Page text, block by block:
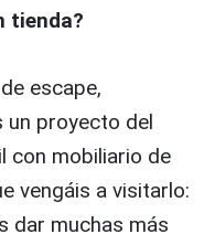
tienda?
escape,
un proyecto del
con mobiliario de
vengáis a visitarlo:
dar muchas más